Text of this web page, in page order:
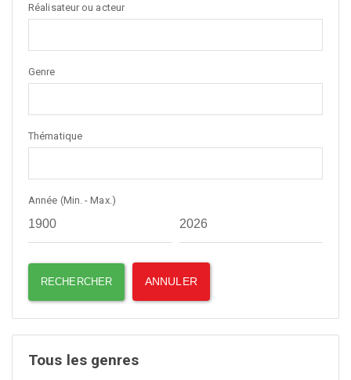
Réalisateur ou acteur
Genre
Thématique
Année (Min. - Max.)
Tous les genres